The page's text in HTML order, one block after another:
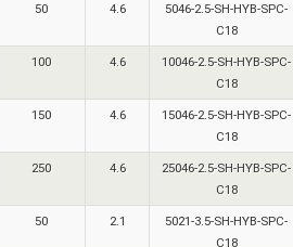
50 4.6
5046-2.5-SH-HYB-SPC-
C18
100 4.6
10046-2.5-SH-HYB-SPC-
C18
150 4.6
15046-2.5-SH-HYB-SPC-
C18
250 4.6
25046-2.5-SH-HYB-SPC-
C18
50 2.1
5021-3.5-SH-HYB-SPC-
C18